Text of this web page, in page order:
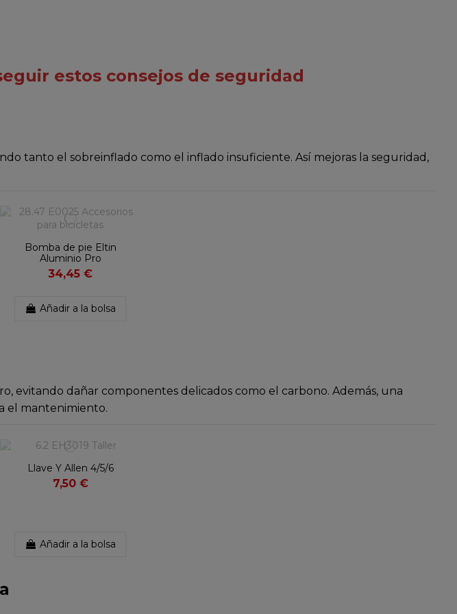
estos consejos de seguridad
tanto el sobreinflado como el inflado insuficiente. Así mejoras la seguridad,
Bomba de pie Eltin
Aluminio Pro
34,45 €
Añadir a la bolsa
evitando dañar componentes delicados como el carbono. Además, una
el mantenimiento.
Llave Y Allen 4/5/6
7,50 €
Añadir a la bolsa